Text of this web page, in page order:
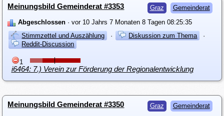
Graz Gemeinderat
Meinungsbild Gemeinderat #3353
Abgeschlossen · vor 10 Jahrs 7 Monaten 8 Tagen 08:25:35
Stimmzettel und Auszählung
· Diskussion zum Thema
·
Reddit-Discussion
1
i6464: 7.) Verein zur Förderung der Regionalentwicklung
Graz Gemeinderat
Meinungsbild Gemeinderat #3350